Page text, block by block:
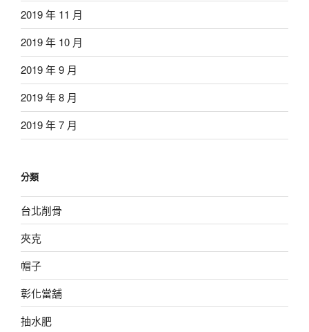
2019 年 11 月
2019 年 10 月
2019 年 9 月
2019 年 8 月
2019 年 7 月
分類
台北削骨
夾克
帽子
彰化當舖
抽水肥